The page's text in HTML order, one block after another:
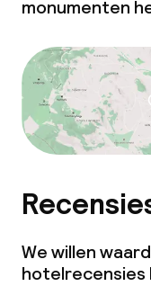
monumenten
We willen
hotelrecensies